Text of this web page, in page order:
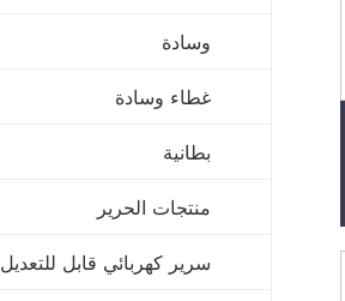
وسادة
غطاء وسادة
بطانية
منتجات الحرير
سرير كهربائي قابل للتعديل